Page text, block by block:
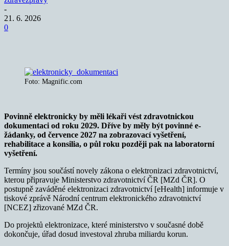
-
21. 6. 2026
0
Foto: Magnific.com
Povinně elektronicky by měli lékaři vést zdravotnickou
dokumentaci od roku 2029. Dříve by měly být povinné e-
žádanky, od července 2027 na zobrazovací vyšetření,
rehabilitace a konsilia, o půl roku později pak na laboratorní
vyšetření.
Termíny jsou součástí novely zákona o elektronizaci zdravotnictví,
kterou připravuje Ministerstvo zdravotnictví ČR [MZd ČR]. O
postupně zaváděné elektronizaci zdravotnictví [eHealth] informuje v
tiskové zprávě Národní centrum elektronického zdravotnictví
[NCEZ] zřizované MZd ČR.
Do projektů elektronizace, které ministerstvo v současné době
dokončuje, úřad dosud investoval zhruba miliardu korun.